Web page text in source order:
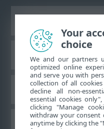
Base de
Your
choice
We and our partners
optimized online
and serve you with
collection of all
decline all non-
essential cookies
clicking "Manage
withdraw your consent
anytime by clicking the